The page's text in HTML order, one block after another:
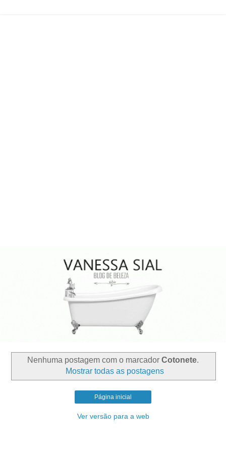
Nenhuma postagem com o marcador Cotonete.
Mostrar todas as postagens
Página inicial
Ver versão para a web